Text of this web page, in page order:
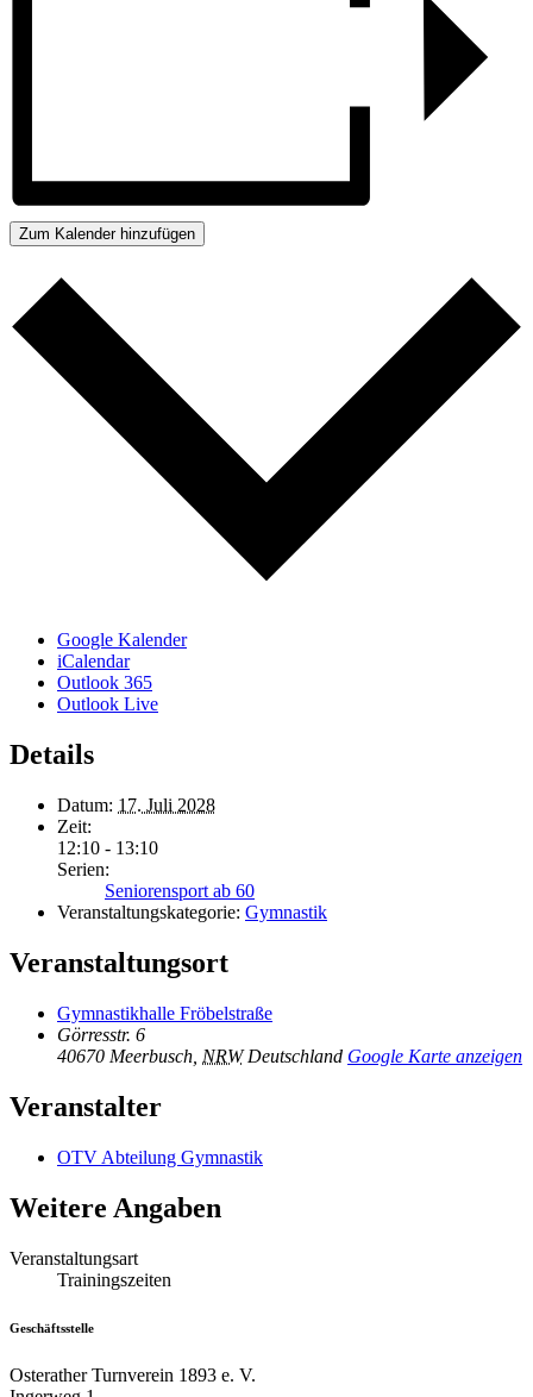
Zum Kalender hinzufügen
Google Kalender
iCalendar
Outlook 365
Outlook Live
Details
Datum: 17. Juli 2028
Zeit:
12:10 - 13:10
Serien:
Seniorensport ab 60
Veranstaltungskategorie: Gymnastik
Veranstaltungsort
Gymnastikhalle Fröbelstraße
Görresstr. 6
40670 Meerbusch NRW Deutschland Google Karte anzeigen
Veranstalter
OTV Abteilung Gymnastik
Weitere Angaben
Veranstaltungsart
Trainingszeiten
Geschäftsstelle
Osterather Turnverein 1893 e. V.